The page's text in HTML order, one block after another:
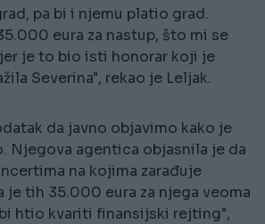
pa bi i njemu platio grad.
eura za nastup, što mi se
je to bio isti honorar koji je
Severina", rekao je Leljak.
da javno objavimo kako je
Njegova agentica objasnila je da
na kojima zarađuje
je tih 35.000 eura za njega veoma
htio kvariti finansijski rejting",